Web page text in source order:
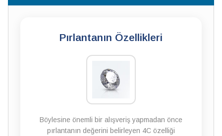
Pırlantanın Özellikleri
Böylesine önemli bir alışveriş yapmadan önce
pırlantanın değerini belirleyen 4C özelliği